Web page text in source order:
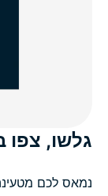
גלשו, צפו
נמאס לכם